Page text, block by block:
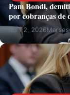
Pam Bondi,
por cobranças de
abril 2, 2026